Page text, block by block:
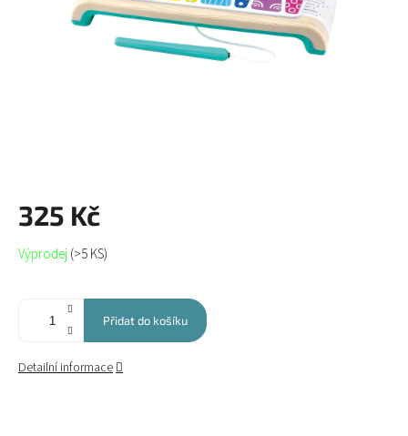
325 Kč
Měrná
cena:
Výprodej(>5 KS)
Přidat do košíku
Detailní informace